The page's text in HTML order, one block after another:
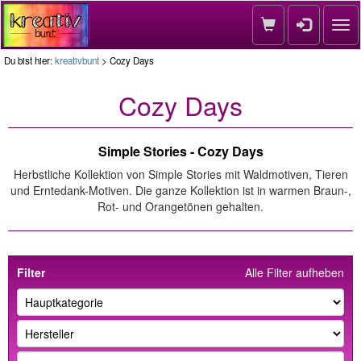
Du bist hier:kreativbunt > Cozy Days
Cozy Days
Simple Stories - Cozy Days
Herbstliche Kollektion von Simple Stories mit Waldmotiven, Tieren
und Erntedank-Motiven. Die ganze Kollektion ist in warmen Braun-,
Rot- und Orangetönen gehalten.
Alle Filter aufheben
Filter